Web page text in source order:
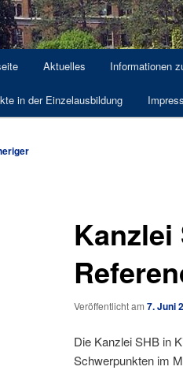
Aktuelles Informationen
in der Einzelausbildung
Veröffentlicht am 7. Juni
Die Kanzlei SHB in
Schwerpunkten im